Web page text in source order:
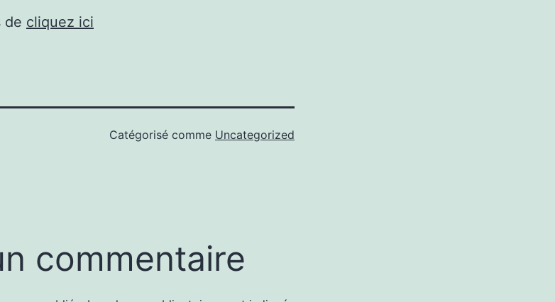
de cliquez ici
Catégorisé comme Uncategorized
commentaire